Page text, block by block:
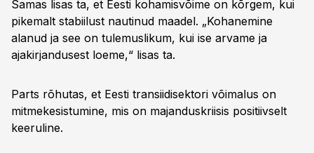
Samas lisas ta, et Eesti kohamisvõime on kõrgem, kui
pikemalt stabiilust nautinud maadel. „Kohanemine
alanud ja see on tulemuslikum, kui ise arvame ja
ajakirjandusest loeme,“ lisas ta.
Parts rõhutas, et Eesti transiidisektori võimalus on
mitmekesistumine, mis on majanduskriisis positiivselt
keeruline.